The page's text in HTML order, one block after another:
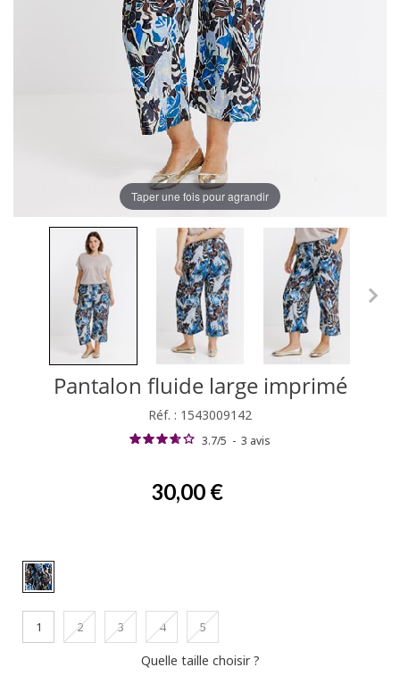
Taper une fois pour agrandir
Pantalon fluide large imprimé
Réf. : 1543009142
3.7/5 - 3 avis
30,00 €
1 2 3 4 5
Quelle taille choisir ?